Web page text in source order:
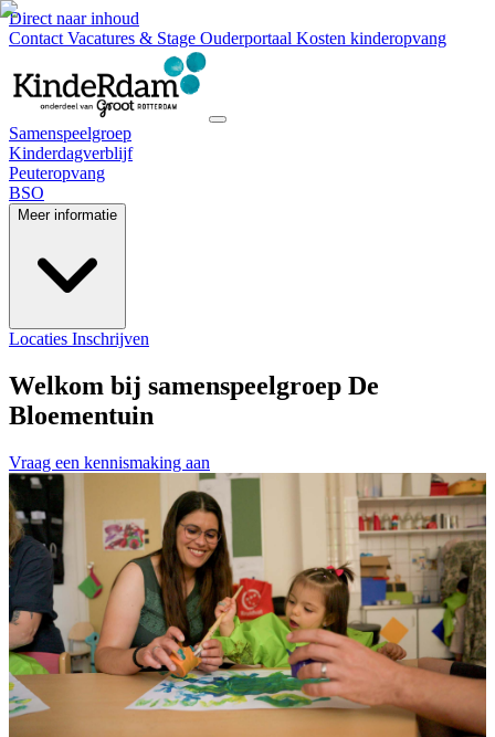
Direct naar inhoud
Contact Vacatures & Stage Ouderportaal Kosten kinderopvang
Samenspeelgroep
Kinderdagverblijf
Peuteropvang
BSO
Meer informatie
Locaties Inschrijven
Welkom bij samenspeelgroep De
Bloementuin
Vraag een kennismaking aan